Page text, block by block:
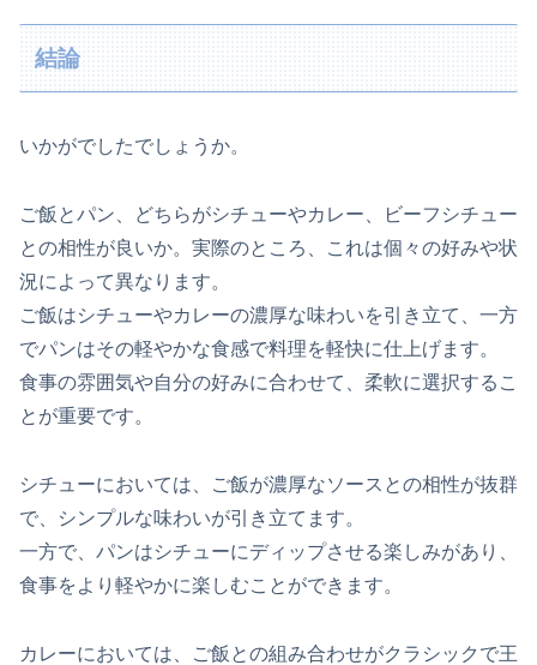
結論
いかがでしたでしょうか。
ご飯とパン、どちらがシチューやカレー、ビーフシチュー
との相性が良いか。実際のところ、これは個々の好みや状
況によって異なります。
ご飯はシチューやカレーの濃厚な味わいを引き立て、一方
でパンはその軽やかな食感で料理を軽快に仕上げます。
食事の雰囲気や自分の好みに合わせて、柔軟に選択するこ
とが重要です。
シチューにおいては、ご飯が濃厚なソースとの相性が抜群
で、シンプルな味わいが引き立てます。
一方で、パンはシチューにディップさせる楽しみがあり、
食事をより軽やかに楽しむことができます。
カレーにおいては、ご飯との組み合わせがクラシックで王